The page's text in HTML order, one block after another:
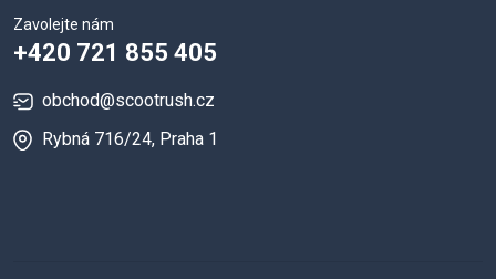
Zavolejte nám
+420 721 855 405
obchod@scootrush.cz
Rybná 716/24, Praha 1